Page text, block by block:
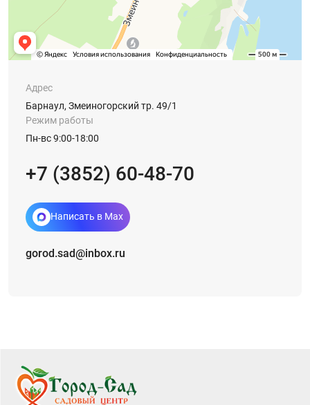
Адрес
Барнаул, Змеиногорский тр. 49/1
Режим работы
Пн-вс 9:00-18:00
+7 (3852) 60-48-70
Написать в Max
gorod.sad@inbox.ru